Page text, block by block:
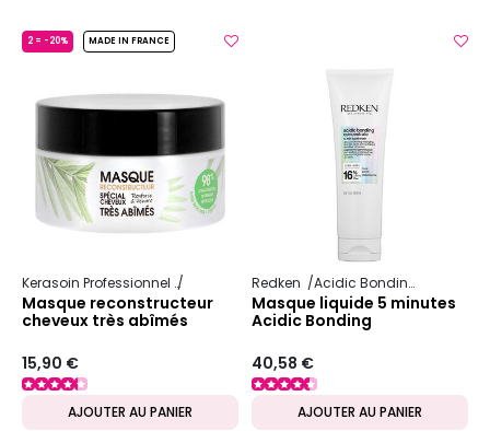
2 = -20% MADE IN FRANCE
Kerasoin Professionnel Reconstructeur et nourrissant
Masque reconstructeur
cheveux très abîmés
15,90 €
AJOUTER AU PANIER
Redken Acidic Bonding Concentrate
Masque liquide 5 minutes
Acidic Bonding
40,58 €
AJOUTER AU PANIER